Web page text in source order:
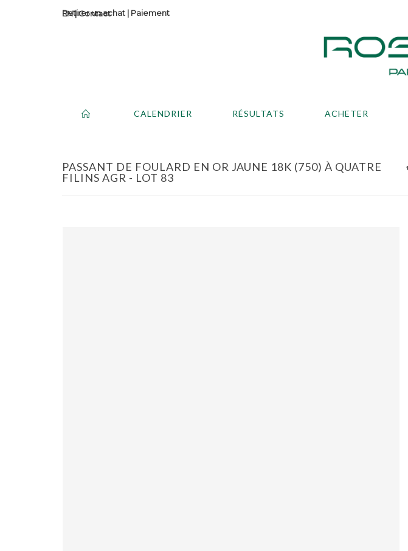
Contact
Retirer un achat | Paiement
CALENDRIER RÉSULTATS ACHETER
PASSANT DE FOULARD EN OR JAUNE 18K (750) À QUATRE
FILINS AGR - LOT 83